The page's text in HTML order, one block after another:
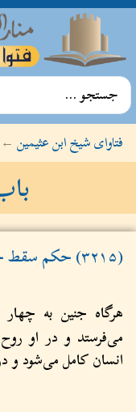
فتاوای شیخ ابن عثیمین
(۳۲۱۵) حکم سقط جنین در شرایط اضطراری
هرگاه جنین به چهار
می‌فرستد و در او
انسان کامل می‌شود